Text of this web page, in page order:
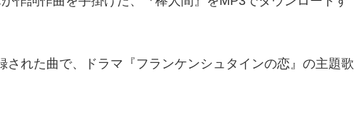
された曲で、ドラマ『フランケンシュタインの恋』の主題歌